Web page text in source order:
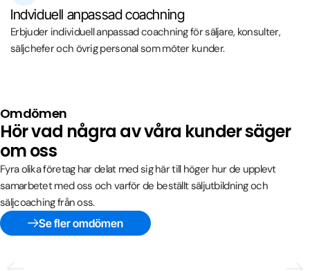
Indviduell anpassad coachning
Erbjuder individuell anpassad coachning för säljare, konsulter,
säljchefer och övrig personal som möter kunder.
Omdömen
Hör vad några av våra kunder säger
om oss
Fyra olika företag har delat med sig här till höger hur de upplevt
samarbetet med oss och varför de beställt säljutbildning och
säljcoaching från oss.
Se fler omdömen